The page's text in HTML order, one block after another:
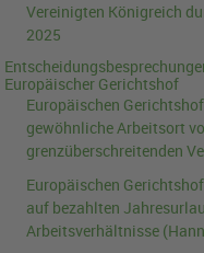
Vereinigten Königreich
2025
Europäischer Gerichtshof
Europäischen
gewöhnliche Arbeitsort
grenzüberschreitenden
Europäischen
auf bezahlten
Arbeitsverhältnisse